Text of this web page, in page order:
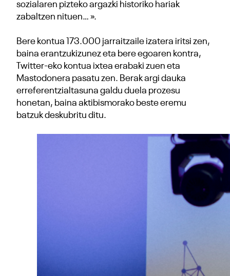
sozialaren pizteko argazki historiko hariak
zabaltzen nituen… ».
Bere kontua 173.000 jarraitzaile izatera iritsi zen,
baina erantzukizunez eta bere egoaren kontra,
Twitter-eko kontua ixtea erabaki zuen eta
Mastodonera pasatu zen. Berak argi dauka
erreferentzialtasuna galdu duela prozesu
honetan, baina aktibismorako beste eremu
batzuk deskubritu ditu.